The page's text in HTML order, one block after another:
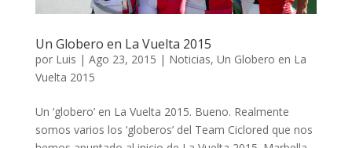
Un Globero en La Vuelta 2015
por Luis | Ago 23, 2015 | Noticias, Un Globero en La
Vuelta 2015
Un ‘globero’ en La Vuelta 2015. Bueno. Realmente
somos varios los ‘globeros’ del Team Ciclored que nos